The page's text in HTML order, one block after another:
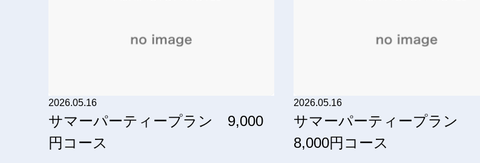
2026.05.16
サマーパーティープラン 9,000
円コース
2026.05.16
サマーパーティープラン
8,000円コース